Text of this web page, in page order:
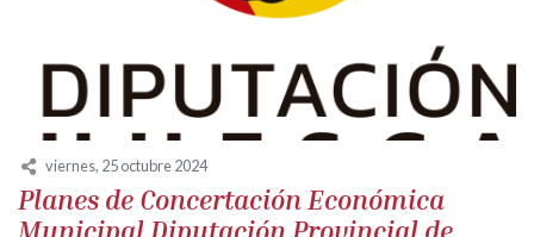
viernes, 25 octubre 2024
Planes de Concertación Económica